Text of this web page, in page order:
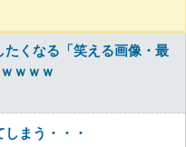
たくなる「笑える画像・最
ｗｗｗ
まう・・・